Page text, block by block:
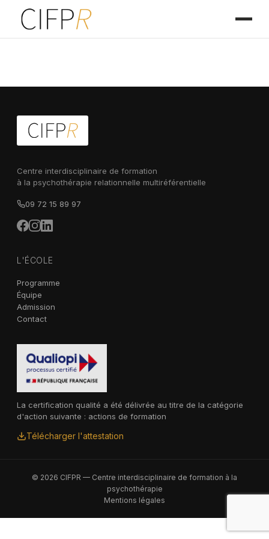
Centre interdisciplinaire de formation
à la psychothérapie relationnelle multiréférentielle
09 72 15 89 97
L'ÉCOLE
Programme
Équipe
Admission
Contact
La certification qualité a été délivrée au titre de la catégorie
d'action suivante : actions de formation
Télécharger l'attestation
© 2026 CIFPR — Centre interdisciplinaire de formation à la
psychothérapie
Mentions légales